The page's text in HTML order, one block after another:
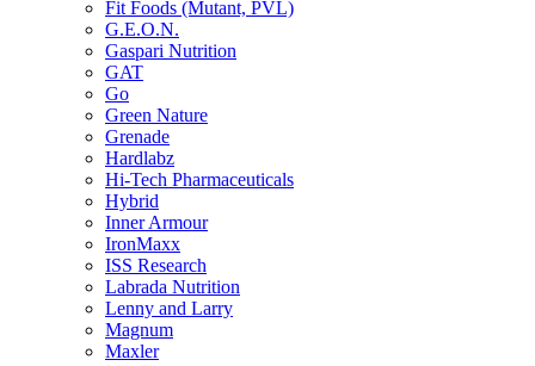
Fit Foods (Mutant, PVL)
G.E.O.N.
Gaspari Nutrition
GAT
Go
Green Nature
Grenade
Hardlabz
Hi-Tech Pharmaceuticals
Hybrid
Inner Armour
IronMaxx
ISS Research
Labrada Nutrition
Lenny and Larry
Magnum
Maxler